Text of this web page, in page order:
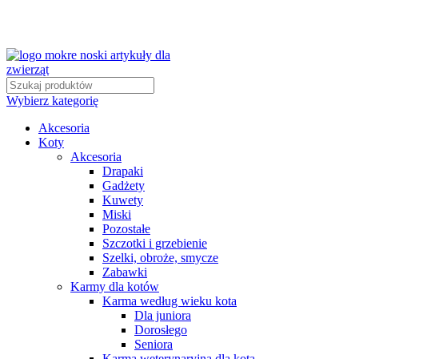
Wybierz kategorię
Akcesoria
Koty
Akcesoria
Drapaki
Gadżety
Kuwety
Miski
Pozostałe
Szczotki i grzebienie
Szelki, obroże, smycze
Zabawki
Karmy dla kotów
Karma według wieku kota
Dla juniora
Dorosłego
Seniora